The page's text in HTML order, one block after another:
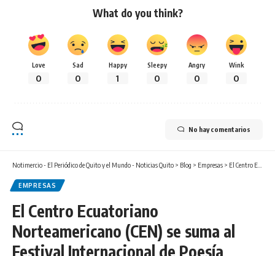
What do you think?
Love
0
Sad
0
Happy
1
Sleepy
0
Angry
0
Wink
0
No hay comentarios
Notimercio - El Periódico de Quito y el Mundo - Noticias Quito > Blog > Empresas > El Centro Ecuatoriano Norteamericano (CEN) se suma al Festival Internacional de Poesía Ileana Espinel con una jornada literaria
EMPRESAS
El Centro Ecuatoriano
Norteamericano (CEN) se suma al
Festival Internacional de Poesía